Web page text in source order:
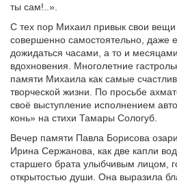
ты сам!..».
С тех пор Михаил привык свои
совершенно самостоятельно, даже
дожидаться часами, а то и
вдохновения. Многолетние
памяти Михаила как самые
творческой жизни. По просьбе
своё выступление исполнением
конь» на стихи Тамары Сологуб.
Вечер памяти Павла Борисова
Ирина Сержанова, как две капли
старшего брата улыбчивым лицом,
открытостью души. Она выразила